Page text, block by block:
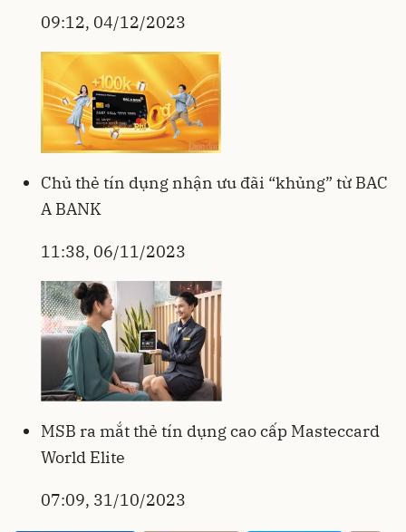
09:12, 04/12/2023
Chủ thẻ tín dụng nhận ưu đãi “khủng” từ BAC
A BANK
11:38, 06/11/2023
MSB ra mắt thẻ tín dụng cao cấp Masteccard
World Elite
07:09, 31/10/2023